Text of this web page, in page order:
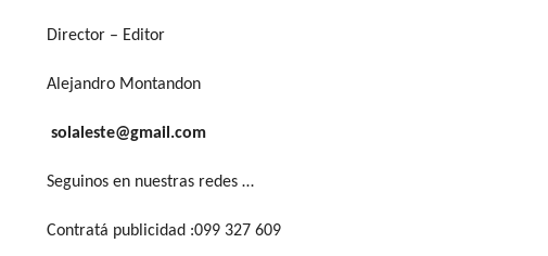
Director – Editor
Alejandro Montandon
solaleste@gmail.com
Seguinos en nuestras redes …
Contratá publicidad :099 327 609